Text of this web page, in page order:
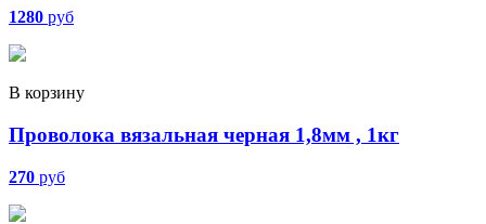
1280 руб
В корзину
Проволока вязальная черная 1,8мм , 1кг
270 руб